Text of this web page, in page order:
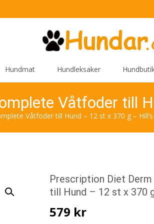
Hundmat Hundleksaker
Våtfoder till
Våtfoder till Hund – 12 st x 370 g – Hill’s
Prescription Diet
till Hund – 12 st x 370
579 kr